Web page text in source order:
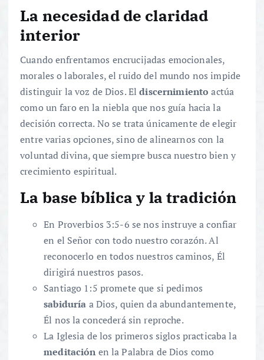
La necesidad de claridad
interior
Cuando enfrentamos encrucijadas emocionales,
morales o laborales, el ruido del mundo nos impide
distinguir la voz de Dios. Eldiscernimiento actúa
como un faro en la niebla que nos guía hacia la
decisión correcta. No se trata únicamente de elegir
entre varias opciones, sino de alinearnos con la
voluntad divina, que siempre busca nuestro bien y
crecimiento espiritual.
La base bíblica y la tradición
En Proverbios 3:5-6 se nos instruye a confiar
en el Señor con todo nuestro corazón. Al
reconocerlo en todos nuestros caminos, Él
dirigirá nuestros pasos.
Santiago 1:5 promete que si pedimos
sabiduría a Dios, quien da abundantemente,
Él nos la concederá sin reproche.
La Iglesia de los primeros siglos practicaba la
meditación en la Palabra de Dios como